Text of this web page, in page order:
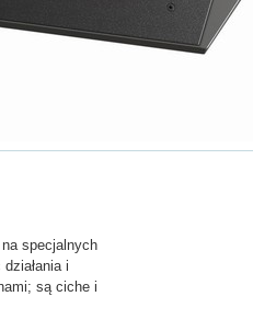
specjalnych
i
są ciche i